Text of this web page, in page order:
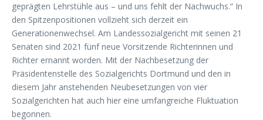
geprägten Lehrstühle aus – und uns fehlt der Nachwuchs.“ In
den Spitzenpositionen vollzieht sich derzeit ein
Generationenwechsel. Am Landessozialgericht mit seinen 21
Senaten sind 2021 fünf neue Vorsitzende Richterinnen und
Richter ernannt worden. Mit der Nachbesetzung der
Präsidentenstelle des Sozialgerichts Dortmund und den in
diesem Jahr anstehenden Neubesetzungen von vier
Sozialgerichten hat auch hier eine umfangreiche Fluktuation
begonnen.